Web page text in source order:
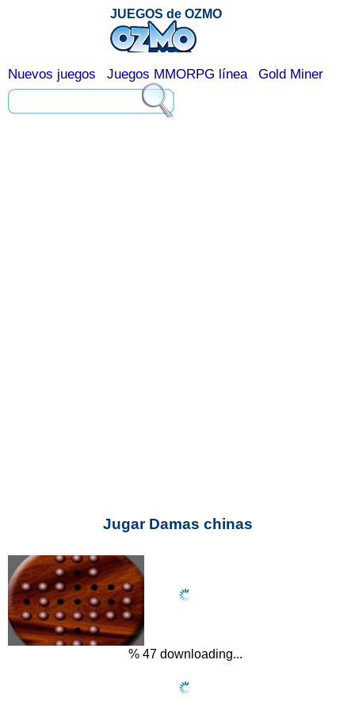
Jugar Damas chinas
% 48 downloading...
JUEGOS de OZMO
Nuevos juegos Juegos MMORPG línea Gold Miner